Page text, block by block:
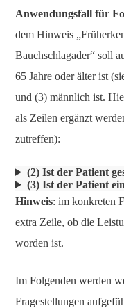
Anwendungsfall für
dem Hinweis
Bauchschlagader“ soll
65 Jahre oder älter ist
und (3) männlich ist.
als Zeilen ergänzt
zutreffen):
(2) Ist der Patient
(3) Ist der Patient
Hinweis: im konkreten
extra Zeile, ob die
worden ist.
Im Folgenden werden
Fragestellungen